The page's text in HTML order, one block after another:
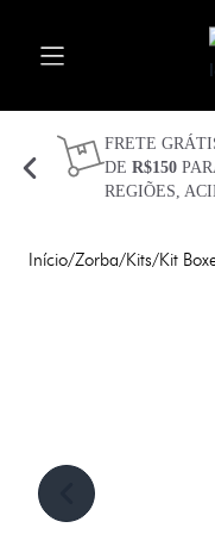
Abrir menu
Fechar menu
CUECAS
KITS
SEJA BEM
FRETE
DE R$150
REGIÕES,
Início/Zorba/Kits/Kit